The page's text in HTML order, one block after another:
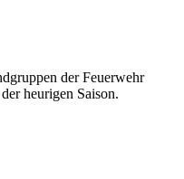
der Feuerwehr
heurigen Saison.